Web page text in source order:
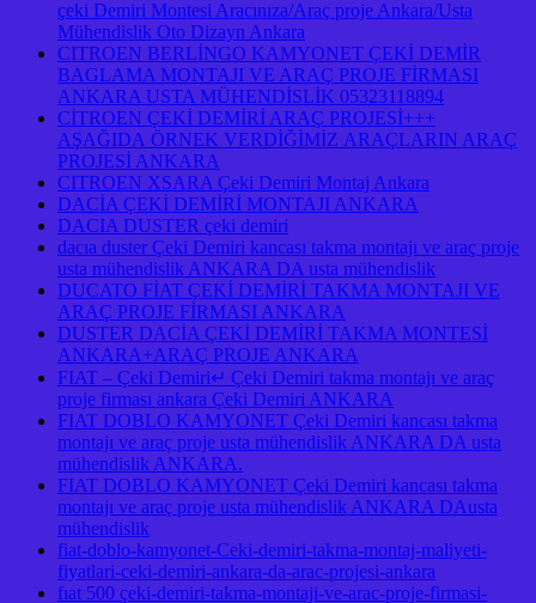
çeki Demiri Montesi Aracınıza/Araç proje Ankara/Usta
Mühendislik Oto Dizayn Ankara
CITROEN BERLİNGO KAMYONET ÇEKİ DEMİR
BAGLAMA MONTAJI VE ARAÇ PROJE FİRMASI
ANKARA USTA MÜHENDİSLİK 05323118894
CİTROEN ÇEKİ DEMİRİ ARAÇ PROJESİ+++
AŞAĞIDA ÖRNEK VERDİĞİMİZ ARAÇLARIN ARAÇ
PROJESİ ANKARA
CITROEN XSARA Çeki Demiri Montaj Ankara
DACİA ÇEKİ DEMİRİ MONTAJI ANKARA
DACIA DUSTER çeki demiri
dacıa duster Çeki Demiri kancası takma montajı ve araç proje
usta mühendislik ANKARA DA usta mühendislik
DUCATO FİAT ÇEKİ DEMİRİ TAKMA MONTAJI VE
ARAÇ PROJE FİRMASI ANKARA
DUSTER DACİA ÇEKİ DEMİRİ TAKMA MONTESİ
ANKARA+ARAÇ PROJE ANKARA
FIAT – Çeki Demiri↵ Çeki Demiri takma montajı ve araç
proje firması ankara Çeki Demiri ANKARA
FIAT DOBLO KAMYONET Çeki Demiri kancası takma
montajı ve araç proje usta mühendislik ANKARA DA usta
mühendislik ANKARA.
FIAT DOBLO KAMYONET Çeki Demiri kancası takma
montajı ve araç proje usta mühendislik ANKARA DAusta
mühendislik
fiat-doblo-kamyonet-Ceki-demiri-takma-montaj-maliyeti-
fiyatlari-ceki-demiri-ankara-da-arac-projesi-ankara
fıat 500 çeki-demiri-takma-montaji-ve-arac-proje-firmasi-